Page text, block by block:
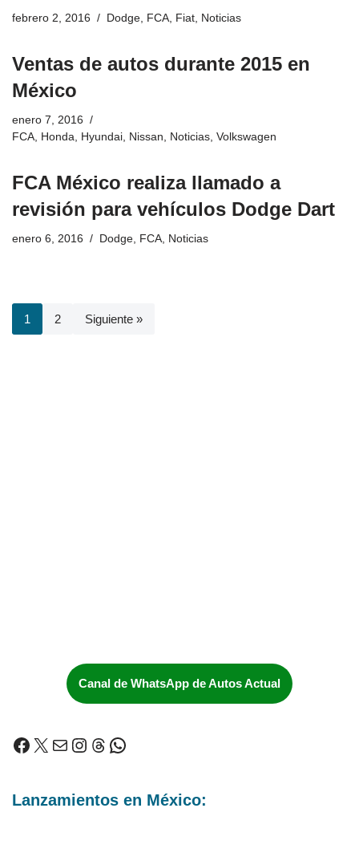
febrero 2, 2016 Dodge FCA Fiat Noticias
Ventas de autos durante 2015 en
México
enero 7, 2016
FCA Honda Hyundai Nissan Noticias Volkswagen
FCA México realiza llamado a
revisión para vehículos Dodge Dart
enero 6, 2016 Dodge FCA Noticias
1 2 Siguiente »
Canal de WhatsApp de Autos Actual
Lanzamientos en México: